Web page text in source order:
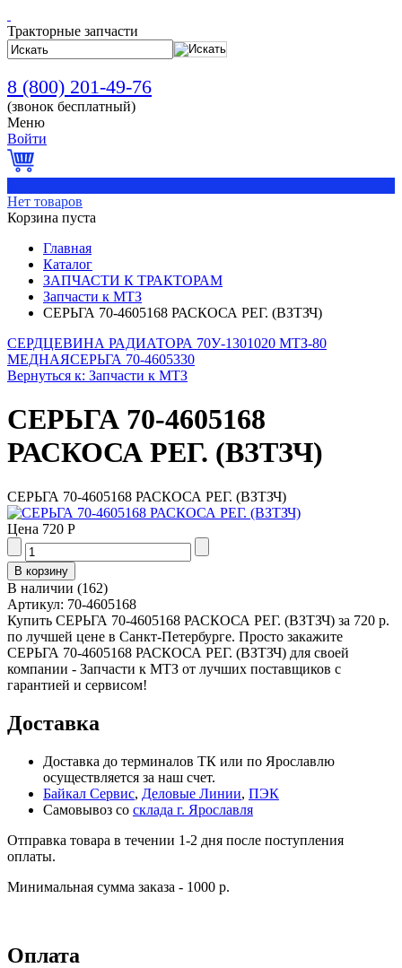
Тракторные запчасти
8 (800) 201-49-76
(звонок бесплатный)
Меню
Войти
Нет товаров
Корзина пуста
Главная
Каталог
ЗАПЧАСТИ К ТРАКТОРАМ
Запчасти к МТЗ
СЕРЬГА 70-4605168 РАСКОСА РЕГ. (ВЗТЗЧ)
СЕРДЦЕВИНА РАДИАТОРА 70У-1301020 МТЗ-80
МЕДНАЯСЕРЬГА 70-4605330
Вернуться к: Запчасти к МТЗ
СЕРЬГА 70-4605168
РАСКОСА РЕГ. (ВЗТЗЧ)
СЕРЬГА 70-4605168 РАСКОСА РЕГ. (ВЗТЗЧ)
Цена 720 Р
В наличии (162)
Артикул: 70-4605168
Купить СЕРЬГА 70-4605168 РАСКОСА РЕГ. (ВЗТЗЧ) за 720 р.
по лучшей цене в Санкт-Петербурге. Просто закажите
СЕРЬГА 70-4605168 РАСКОСА РЕГ. (ВЗТЗЧ) для своей
компании - Запчасти к МТЗ от лучших поставщиков с
гарантией и сервисом!
Доставка
Доставка до терминалов ТК или по Ярославлю
осуществляется за наш счет.
Байкал Сервис, Деловые Линии, ПЭК
Самовывоз со склада г. Ярославля
Отправка товара в течении 1-2 дня после поступления
оплаты.
Минимальная сумма заказа - 1000 р.
Оплата